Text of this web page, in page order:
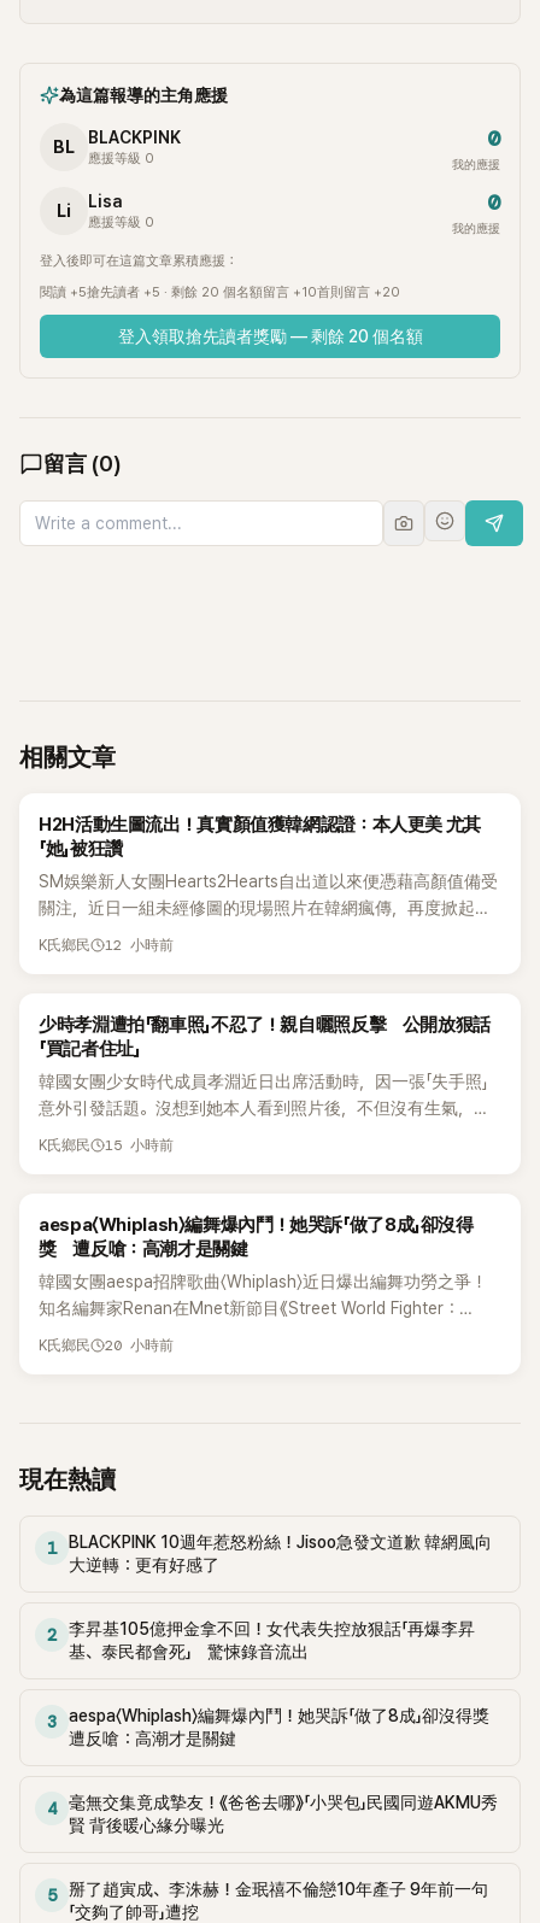
為這篇報導的主角應援
BL BLACKPINK
應援等級 0
0
我的應援
Li Lisa
應援等級 0
0
我的應援
登入後即可在這篇文章累積應援：
閱讀 +5搶先讀者 +5 · 剩餘 20 個名額留言 +10首則留言 +20
登入領取搶先讀者獎勵 — 剩餘 20 個名額
留言 (0)
相關文章
K-POP
H2H活動生圖流出！真實顏值獲韓網認證：本人更美 尤其
「她」被狂讚
SM娛樂新人女團Hearts2Hearts自出道以來便憑藉高顏值備受
關注，近日一組未經修圖的現場照片在韓網瘋傳，再度掀起熱
烈討論，不少看過本人的網友更直呼：「真人比照片還漂亮！」
K氏鄉民 12 小時前
K-POP
少時孝淵遭拍「翻車照」不忍了！親自曬照反擊 公開放狠話
「買記者住址」
韓國女團少女時代成員孝淵近日出席活動時，因一張「失手照」
意外引發話題。沒想到她本人看到照片後，不但沒有生氣，反
而親自把照片放上IG限時動態開玩笑，甚至幽默喊話要「買記者
K氏鄉民 15 小時前
K-POP
aespa〈Whiplash〉編舞爆內鬥！她哭訴「做了8成」卻沒得
獎 遭反嗆：高潮才是關鍵
韓國女團aespa招牌歌曲〈Whiplash〉近日爆出編舞功勞之爭！
知名編舞家Renan在Mnet新節目《Street World Fighter：
Directors' War》預告中，公開談及自己在〈Whiplash〉編舞上的
K氏鄉民 20 小時前
現在熱讀
1
BLACKPINK 10週年惹怒粉絲！Jisoo急發文道歉 韓網風向
大逆轉：更有好感了
2
李昇基105億押金拿不回！女代表失控放狠話「再爆李昇
基、泰民都會死」 驚悚錄音流出
3
aespa〈Whiplash〉編舞爆內鬥！她哭訴「做了8成」卻沒得獎
遭反嗆：高潮才是關鍵
4
毫無交集竟成摯友！《爸爸去哪》「小哭包」民國同遊AKMU秀
賢 背後暖心緣分曝光
5
掰了趙寅成、李洙赫！金珉禧不倫戀10年產子 9年前一句
「交夠了帥哥」遭挖